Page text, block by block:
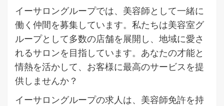
イーサロングループでは、美容師として一緒に
働く仲間を募集しています。私たちは美容室グ
ループとして多数の店舗を展開し、地域に愛さ
れるサロンを目指しています。あなたの才能と
情熱を活かして、お客様に最高のサービスを提
供しませんか？
イーサロングループの求人は、美容師免許を持